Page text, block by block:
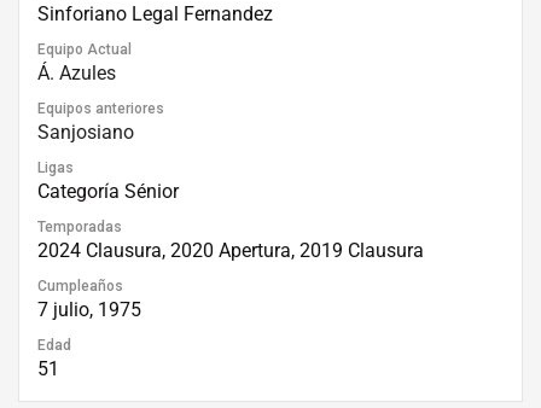
Sinforiano Legal Fernandez
Equipo Actual
Á. Azules
Equipos anteriores
Sanjosiano
Ligas
Categoría Sénior
Temporadas
2024 Clausura, 2020 Apertura, 2019 Clausura
Cumpleaños
7 julio, 1975
Edad
51